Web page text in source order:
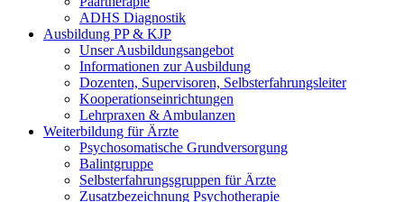
ADHS Diagnostik
Ausbildung PP & KJP
Unser Ausbildungsangebot
Informationen zur Ausbildung
Dozenten, Supervisoren, Selbsterfahrungsleiter
Kooperationseinrichtungen
Lehrpraxen & Ambulanzen
Weiterbildung für Ärzte
Psychosomatische Grundversorgung
Balintgruppe
Selbsterfahrungsgruppen für Ärzte
Zusatzbezeichnung Psychotherapie